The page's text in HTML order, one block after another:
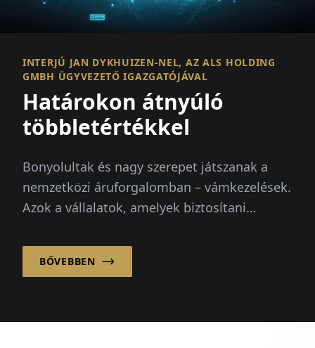
INTERJÚ JAN DYKHUIZEN-NEL, AZ ALS HOLDING
GMBH ÜGYVEZETŐ IGAZGATÓJÁVAL
Határokon átnyúló
többletértékkel
Bonyolultak és nagy szerepet játszanak a
nemzetközi áruforgalomban – vámkezelések.
Azok a vállalatok, amelyek biztosítani
BŐVEBBEN